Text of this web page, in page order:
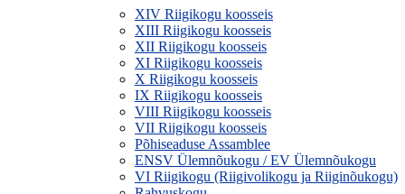
XIV Riigikogu koosseis
XIII Riigikogu koosseis
XII Riigikogu koosseis
XI Riigikogu koosseis
X Riigikogu koosseis
IX Riigikogu koosseis
VIII Riigikogu koosseis
VII Riigikogu koosseis
Põhiseaduse Assamblee
ENSV Ülemnõukogu / EV Ülemnõukogu
VI Riigikogu (Riigivolikogu ja Riiginõukogu)